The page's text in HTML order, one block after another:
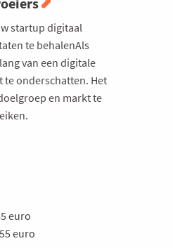
startup digitaal
te behalenAls
van een digitale
te onderschatten. Het
en markt te
euro
euro